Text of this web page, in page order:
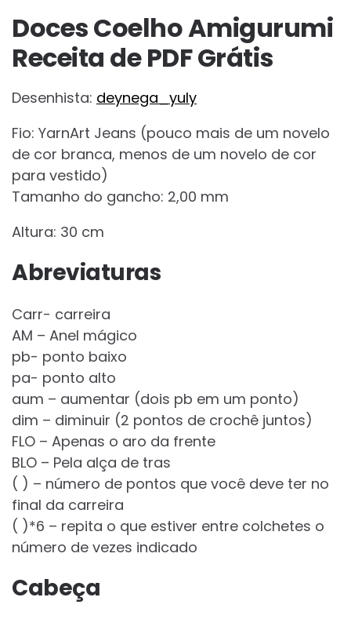
Doces Coelho Amigurumi
Receita de PDF Grátis
Desenhista: deynega_yuly
Fio: YarnArt Jeans (pouco mais de um novelo
de cor branca, menos de um novelo de cor
para vestido)
Tamanho do gancho: 2,00 mm
Altura: 30 cm
Abreviaturas
Carr- carreira
AM – Anel mágico
pb- ponto baixo
pa- ponto alto
aum – aumentar (dois pb em um ponto)
dim – diminuir (2 pontos de crochê juntos)
FLO – Apenas o aro da frente
BLO – Pela alça de tras
( ) – número de pontos que você deve ter no
final da carreira
( )*6 – repita o que estiver entre colchetes o
número de vezes indicado
Cabeça